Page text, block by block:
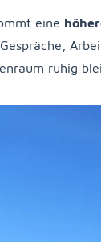
eine
Gespräche,
ruhig